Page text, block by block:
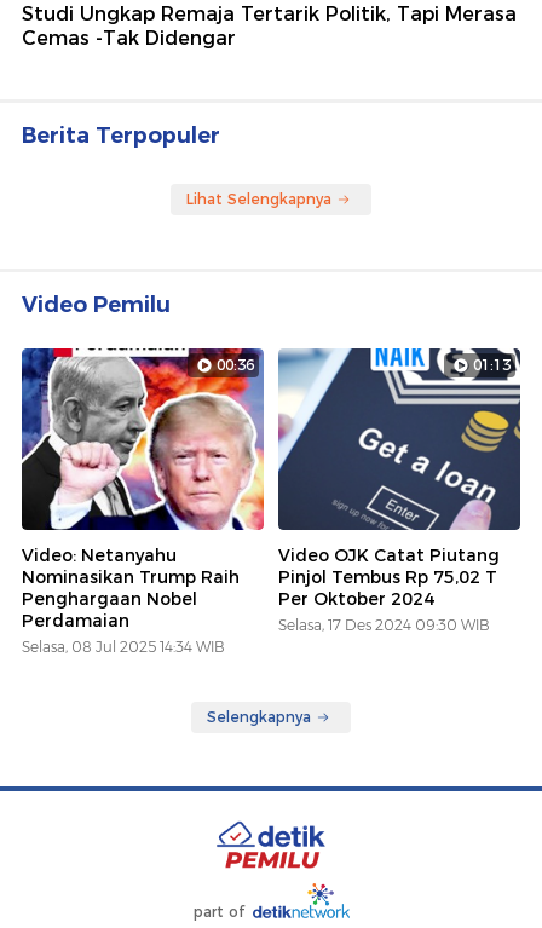
Studi Ungkap Remaja Tertarik Politik, Tapi Merasa
Cemas -Tak Didengar
Berita Terpopuler
Lihat Selengkapnya
Video Pemilu
00:36
Video: Netanyahu
Nominasikan Trump Raih
Penghargaan Nobel
Perdamaian
Selasa, 08 Jul 2025 14:34 WIB
01:13
Video OJK Catat Piutang
Pinjol Tembus Rp 75,02 T
Per Oktober 2024
Selasa, 17 Des 2024 09:30 WIB
Selengkapnya
part of